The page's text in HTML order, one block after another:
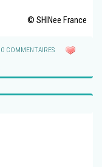
© SHINee France
0 COMMENTAIRES